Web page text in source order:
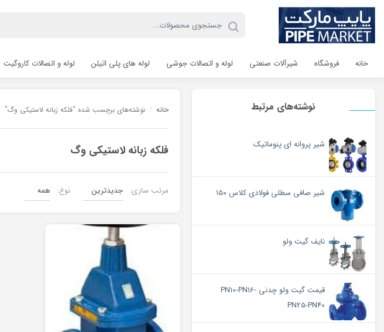
خانه فروشگاه شیرآلات صنعتی لوله و اتصالات جوشی لوله های پلی اتیلن لوله و اتصالات کاروگیت
نوشته‌های مرتبط
شیر پروانه ای پنوماتیک
شیر صافی سطلی فولادی کلاس ۱۵۰
نایف گیت ولو
قیمت گیت ولو چدنی PN10-PN16-
PN25-PN40
خانه / نوشته‌های برچسب شده “فلکه زبانه لاستیکی وگ”
فلکه زبانه لاستیکی وگ
مرتب سازی: نوع: